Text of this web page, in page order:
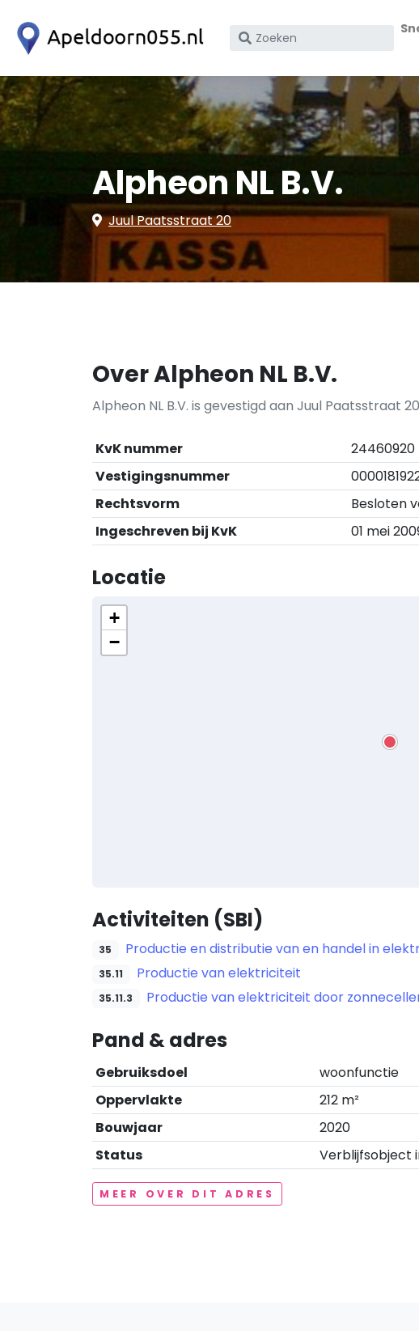
Zoek
bedrijfsnaam
of
KvK
nummer
Alpheon NL B.V.
Juul Paatsstraat 20
Over Alpheon NL B.V.
Alpheon NL B.V. is gevestigd aan Juul Paatsstraat
KvK nummer
24460920
Vestigingsnummer
Rechtsvorm
Besloten
Ingeschreven bij KvK
01 mei
Locatie
+
−
Activiteiten (SBI)
35 Productie en distributie van en handel in
35.11 Productie van elektriciteit
35.11.3 Productie van elektriciteit door
Pand & adres
Gebruiksdoel
woonfunctie
Oppervlakte
212 m²
Bouwjaar
2020
Status
Verblijfsobject
MEER OVER DIT ADRES